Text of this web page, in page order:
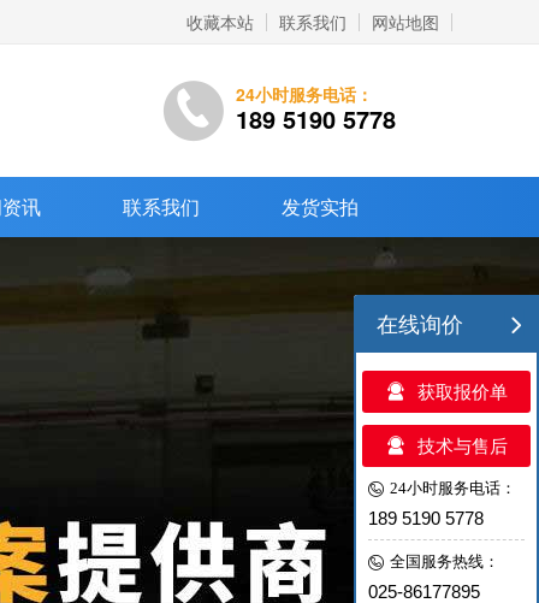
网站地图
联系我们
收藏本站
24小时服务电话：
189 5190 5778
讯 联系我们 发货实拍
在线询价
获取报价单
技术与售后
24小时服务电话：
189 5190 5778
全国服务热线：
025-86177895